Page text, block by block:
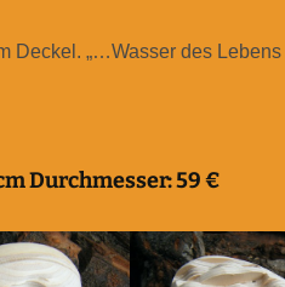
Deckel. „…Wasser des
Durchmesser: 59 €